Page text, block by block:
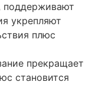
поддерживают
укрепляют
плюс
прекращает
становится